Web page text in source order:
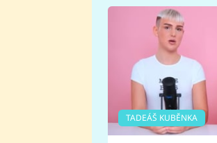
TADEÁŠ KUBĚNKA